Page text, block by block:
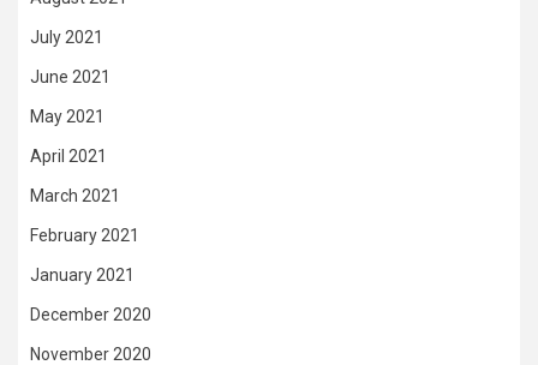
July 2021
June 2021
May 2021
April 2021
March 2021
February 2021
January 2021
December 2020
November 2020